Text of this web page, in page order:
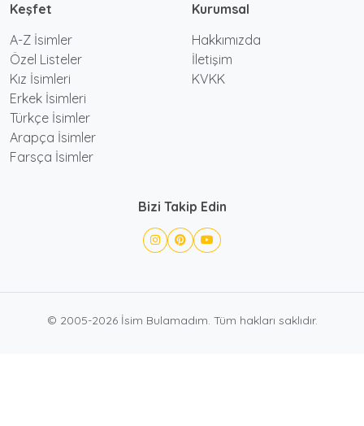
Keşfet
A-Z İsimler
Özel Listeler
Kız İsimleri
Erkek İsimleri
Türkçe İsimler
Arapça İsimler
Farsça İsimler
Kurumsal
Hakkımızda
İletişim
KVKK
Bizi Takip Edin
© 2005-2026 İsim Bulamadım. Tüm hakları saklıdır.